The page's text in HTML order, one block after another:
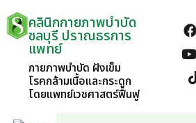
คลินิกกายภาพบำบัด
ชลบุรี ปราณธรการ
แพทย์
กายภาพบำบัด ฝังเข็ม
โรคกล้ามเนื้อและกระดูก
โดยแพทย์เวชศาสตร์ฟื้นฟู